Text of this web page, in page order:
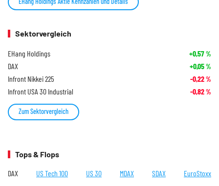
Sektorvergleich
EHang Holdings +0,57%
DAX +0,05%
Infront Nikkei 225 -0,22%
Infront USA 30 Industrial -0,82%
Zum Sektorvergleich
Tops & Flops
DAX US Tech 100 US 30 MDAX SDAX EuroStoxx